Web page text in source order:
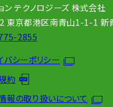
ン テクノロジーズ 株式会社
東京都港区南青山1-1-1 新
2855
バシーポリシー
約
報の取り扱いについて